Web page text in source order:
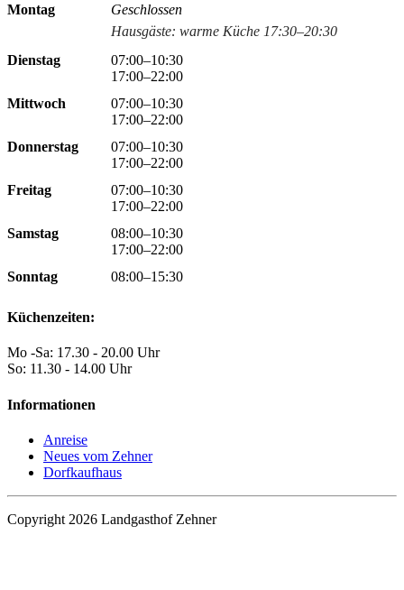
Montag
Geschlossen
Hausgäste: warme Küche 17:30–20:30
Dienstag
07:00–10:30
17:00–22:00
Mittwoch
07:00–10:30
17:00–22:00
Donnerstag
07:00–10:30
17:00–22:00
Freitag
07:00–10:30
17:00–22:00
Samstag
08:00–10:30
17:00–22:00
Sonntag
08:00–15:30
Küchenzeiten:
Mo -Sa: 17.30 - 20.00 Uhr
So: 11.30 - 14.00 Uhr
Informationen
Anreise
Neues vom Zehner
Dorfkaufhaus
Copyright 2026 Landgasthof Zehner